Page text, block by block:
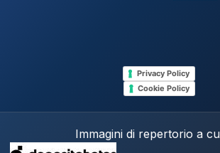
Privacy Policy
Cookie Policy
Immagini di repertorio a